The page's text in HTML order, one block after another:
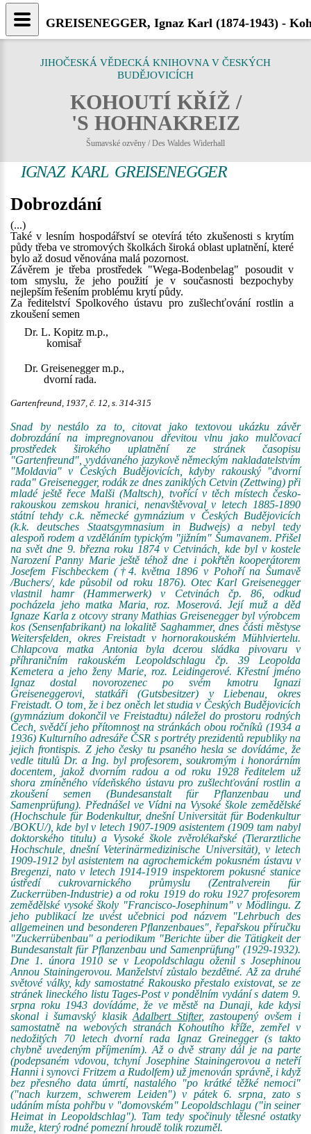
JIHOČESKÁ VĚDECKÁ KNIHOVNA V ČESKÝCH
BUDĚJOVICÍCH
KOHOUTÍ KŘÍŽ /
'S HOHNAKREIZ
Šumavské ozvěny / Des Waldes Widerhall
IGNAZ KARL GREISENEGGER
Dobrozdání
(...)
Také v lesním hospodářství se otevírá této zkušenosti s krytím
půdy třeba ve stromových školkách široká oblast uplatnění, které
bylo až dosud věnována malá pozornost.
Závěrem je třeba prostředek "Wega-Bodenbelag" posoudit v
tom smyslu, že jeho použití je v současnosti bezpochyby
nejlepším řešením problému krytí půdy.
Za ředitelství Spolkového ústavu pro zušlechťování rostlin a
zkoušení semen
Dr. L. Kopitz m.p.,
komisař
Dr. Greisenegger m.p.,
dvorní rada.
Gartenfreund, 1937, č. 12, s. 314-315
Snad by nestálo za to, citovat jako textovou ukázku závěr
dobrozdání na impregnovanou dřevitou vlnu jako mulčovací
prostředek širokého uplatnění ze stránek časopisu
"Gartenfreund", vydávaného jazykově německým nakladatelstvím
"Moldavia" v Českých Budějovicích, kdyby rakouský "dvorní
rada" Greisenegger, rodák ze dnes zaniklých Cetvin (Zettwing) při
mladé ještě řece Malši (Maltsch), tvořící v těch místech česko-
rakouskou zemskou hranici, nenavštěvoval v letech 1885-1890
státní tehdy c.k. německé gymnázium v Českých Budějovicích
(k.k. deutsches Staatsgymnasium in Budweis) a nebyl tedy
alespoň rodem a vzděláním typickým "jižním" Šumavanem. Přišel
na svět dne 9. března roku 1874 v Cetvinách, kde byl v kostele
Narození Panny Marie ještě téhož dne i pokřtěn kooperátorem
Josefem Fischbeckem (†4. května 1896 v Pohoří na Šumavě
/Buchers/, kde působil od roku 1876). Otec Karl Greisenegger
vlastnil hamr (Hammerwerk) v Cetvinách čp. 86, odkud
pocházela jeho matka Maria, roz. Moserová. Její muž a děd
Ignaze Karla z otcovy strany Mathias Greisenegger byl výrobcem
kos (Sensenfabrikant) na lokalitě Saghammer, dnes části městyse
Weitersfelden, okres Freistadt v hornorakouském Mühlviertelu.
Chlapcova matka Antonia byla dcerou sládka pivovaru v
příhraničním rakouském Leopoldschlagu čp. 39 Leopolda
Kemetera a jeho ženy Marie, roz. Leidingerové. Křestní jméno
Ignaz dostal novorozenec po svém kmotru Ignazi
Greiseneggerovi, statkáři (Gutsbesitzer) v Liebenau, okres
Freistadt. O tom, že i bez oněch let studia v Českých Budějovicích
(gymnázium dokončil ve Freistadtu) náležel do prostoru rodných
Čech, svědčí jeho přítomnost na stránkách obou ročníků (1934 a
1936) Kulturního adresáře ČSR s portréty prezidentů republiky na
jejich frontispis. Z jeho česky tu psaného hesla se dovídáme, že
vedle titulů Dr. a Ing. byl profesorem, soukromým i honorárním
docentem, jakož dvorním radou a od roku 1928 ředitelem už
shora zmíněného vídeňského ústavu pro zušlechťování rostlin a
zkoušení semen (Bundesanstalt für Pflanzenbau und
Samenprüfung). Přednášel ve Vídni na Vysoké škole zemědělské
(Hochschule für Bodenkultur, dnešní Universität für Bodenkultur
/BOKU/), kde byl v letech 1907-1909 asistentem (1909 tam nabyl
doktorského titulu) a Vysoké škole zvěrolékařské (Tierarztliche
Hochschule, dnešní Veterinärmedizinische Universität), v letech
1909-1912 byl asistentem na agrochemickém pokusném ústavu v
Bregenzi, nato v letech 1914-1919 inspektorem pokusné stanice
ústředí cukrovarnického průmyslu (Zentralverein für
Zuckerrüben-Industrie) a od roku 1919 do roku 1927 profesorem
zemědělské vysoké školy "Francisco-Josephinum" v Mödlingu. Z
jeho publikací lze uvést učebnici pod názvem "Lehrbuch des
allgemeinen und besonderen Pflanzenbaues", řepařskou příručku
"Zuckerrübenbau" a periodikum "Berichte über die Tätigkeit der
Bundesanstalt für Pflanzenbau und Samenprüfung" (1929-1932).
Dne 1. února 1910 se v Leopoldschlagu oženil s Josephinou
Annou Stainingerovou. Manželství zůstalo bezdětné. Až za druhé
světové války, kdy samostatné Rakousko přestalo existovat, se ze
stránek lineckého listu Tages-Post v pondělním vydání s datem 9.
srpna roku 1943 dovídáme, že ve městě na Dunaji, kde kdysi
skonal i šumavský klasik Adalbert Stifter, zastoupený ovšem i
samostatně na webových stranách Kohoutího kříže, zemřel v
nedožitých 70 letech dvorní rada Ignaz Greinegger (s takto
chybně uvedeným příjmením). Až o dvě strany dál je na parte
(podepsaném vdovou, tchyní Josephine Stainingerovou a neteří
Hanni i synovci Fritzem a Rudolfem) už jmenován správně, i když
bez přesného data úmrtí, nastalého "po krátké těžké nemoci"
("nach kurzem, schwerem Leiden") v pátek 6. srpna, zato s
udáním místa pohřbu v "domovském" Leopoldschlagu ("in seiner
Heimat in Leopoldschlag"). Tam tedy spočinuly tělesné ostatky
muže, který rodné pomezní hroudě tolik rozuměl.
GREISENEGGER, Ignaz Karl (1874-1943) -